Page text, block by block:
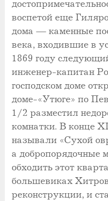
воспетой еще
дома — каменные
века, входившие в
1869 году
инженер-капитан
господском доме
доме-«Утюге» по
1/2 разместил
комнатки. В конце
называли «Сухой
а добропорядочные
обходить этот
большевиках
реконструкции, и